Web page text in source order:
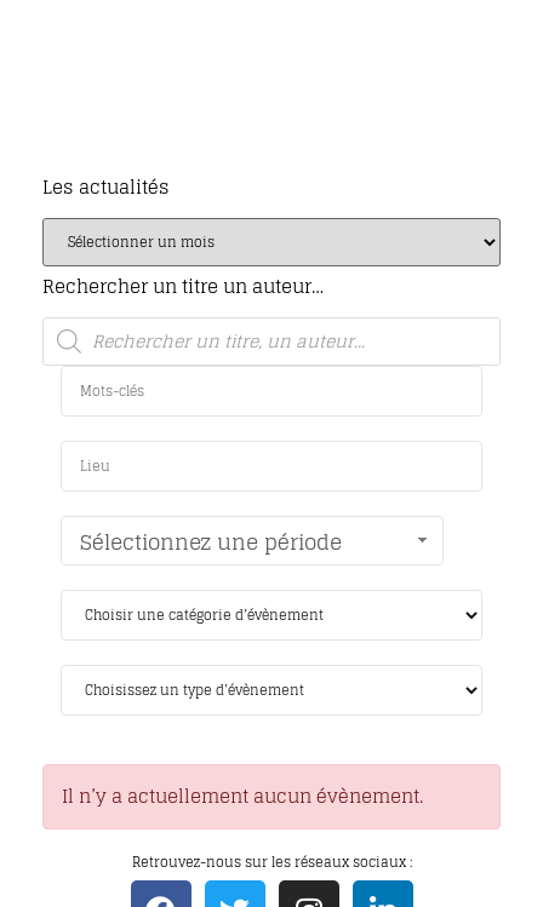
Les actualités
Rechercher un titre un auteur…
Sélectionnez une période
Il n’y a actuellement aucun évènement.
Retrouvez-nous sur les réseaux sociaux :